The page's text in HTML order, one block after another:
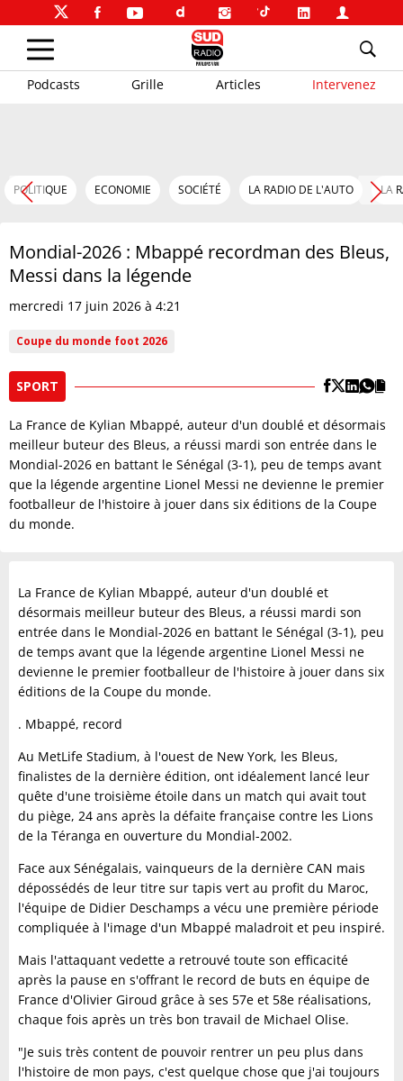
Podcasts Grille Articles Intervenez
POLITIQUE ECONOMIE SOCIÉTÉ LA RADIO DE L'AUTO LA
Mondial-2026 : Mbappé recordman des Bleus,
Messi dans la légende
mercredi 17 juin 2026 à 4:21
Coupe du monde foot 2026
SPORT
La France de Kylian Mbappé, auteur d'un doublé et désormais
meilleur buteur des Bleus, a réussi mardi son entrée dans le
Mondial-2026 en battant le Sénégal (3-1), peu de temps avant
que la légende argentine Lionel Messi ne devienne le premier
footballeur de l'histoire à jouer dans six éditions de la Coupe
du monde.
La France de Kylian Mbappé, auteur d'un doublé et
désormais meilleur buteur des Bleus, a réussi mardi son
entrée dans le Mondial-2026 en battant le Sénégal (3-1), peu
de temps avant que la légende argentine Lionel Messi ne
devienne le premier footballeur de l'histoire à jouer dans six
éditions de la Coupe du monde.
. Mbappé, record
Au MetLife Stadium, à l'ouest de New York, les Bleus,
finalistes de la dernière édition, ont idéalement lancé leur
quête d'une troisième étoile dans un match qui avait tout
du piège, 24 ans après la défaite française contre les Lions
de la Téranga en ouverture du Mondial-2002.
Face aux Sénégalais, vainqueurs de la dernière CAN mais
dépossédés de leur titre sur tapis vert au profit du Maroc,
l'équipe de Didier Deschamps a vécu une première période
compliquée à l'image d'un Mbappé maladroit et peu inspiré.
Mais l'attaquant vedette a retrouvé toute son efficacité
après la pause en s'offrant le record de buts en équipe de
France d'Olivier Giroud grâce à ses 57e et 58e réalisations,
chaque fois après un très bon travail de Michael Olise.
"Je suis très content de pouvoir rentrer un peu plus dans
l'histoire de mon pays, c'est quelque chose que j'ai toujours